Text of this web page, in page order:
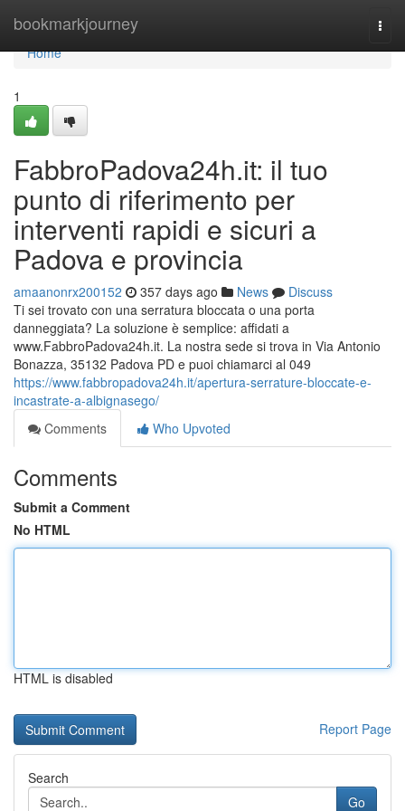
bookmarkjourney
Home
Home
1
FabbroPadova24h.it: il tuo
punto di riferimento per
interventi rapidi e sicuri a
Padova e provincia
amaanonrx200152 357 days ago News
Discuss
Ti sei trovato con una serratura bloccata o una porta
danneggiata? La soluzione è semplice: affidati a
www.FabbroPadova24h.it. La nostra sede si trova in Via Antonio
Bonazza, 35132 Padova PD e puoi chiamarci al 049
https://www.fabbropadova24h.it/apertura-serrature-bloccate-e-
incastrate-a-albignasego/
Comments
Who Upvoted
Comments
Submit a Comment
No HTML
HTML is disabled
Report Page
Search
Go